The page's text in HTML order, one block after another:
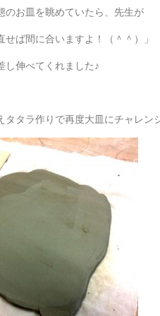
のお皿を眺めていたら、先生が
せば間に合いますよ！（＾＾）」
し伸べてくれました♪
タタラ作りで再度大皿にチャレン